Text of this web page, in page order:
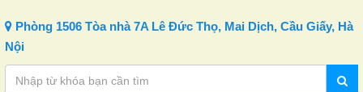
Phòng 1506 Tòa nhà 7A Lê Đức Thọ, Mai Dịch, Cầu Giấy, Hà
Nội